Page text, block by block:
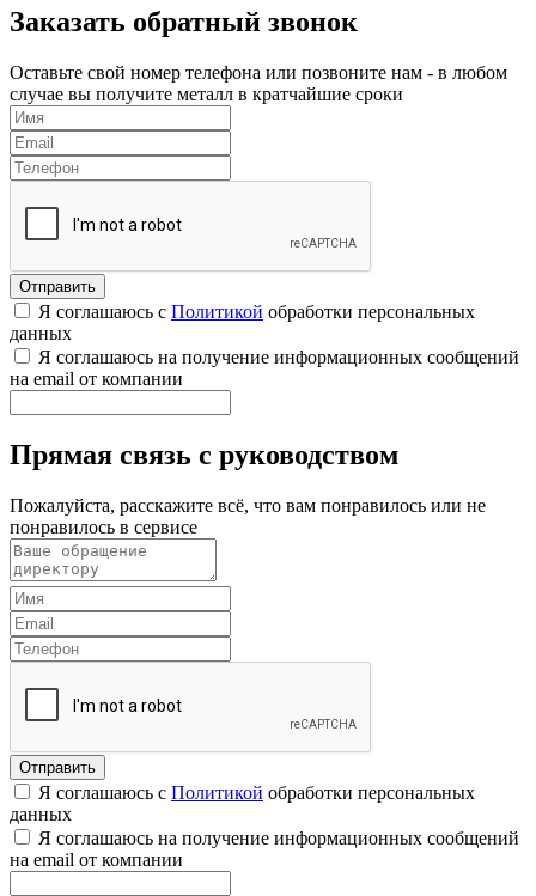
Заказать обратный звонок
Оставьте свой номер телефона или позвоните нам - в любом
случае вы получите металл в кратчайшие сроки
Я соглашаюсь с Политикой обработки персональных
данных
Я соглашаюсь на получение информационных сообщений
на email от компании
Прямая связь с руководством
Пожалуйста, расскажите всё, что вам понравилось или не
понравилось в сервисе
Я соглашаюсь с Политикой обработки персональных
данных
Я соглашаюсь на получение информационных сообщений
на email от компании